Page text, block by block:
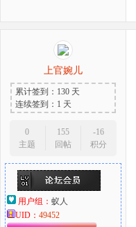
上官婉儿
累计签到：130 天
连续签到：1 天
0
主题
155
回帖
-16
积分
用户组： 蚁人
UID： 49452